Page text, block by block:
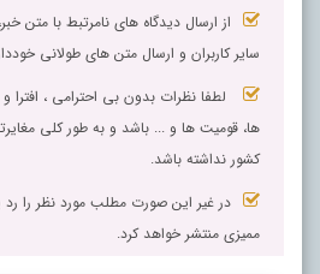
از ارسال دیدگاه های نامرتبط با متن
سایر کاربران و ارسال متن های طولانی
لطفا نظرات بدون بی احترامی ، افترا
ها، قومیت ها و ... باشد و به طور کلی
کشور نداشته باشد.
در غیر این صورت مطلب مورد نظر را
ممیزی منتشر خواهد کرد.